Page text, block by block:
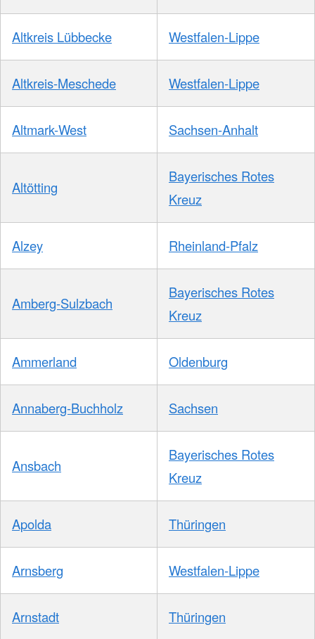
Altkreis Lübbecke Westfalen-Lippe
Altkreis-Meschede Westfalen-Lippe
Altmark-West Sachsen-Anhalt
Altötting
Bayerisches Rotes
Kreuz
Alzey Rheinland-Pfalz
Amberg-Sulzbach
Bayerisches Rotes
Kreuz
Ammerland Oldenburg
Annaberg-Buchholz Sachsen
Ansbach
Bayerisches Rotes
Kreuz
Apolda Thüringen
Arnsberg Westfalen-Lippe
Arnstadt Thüringen